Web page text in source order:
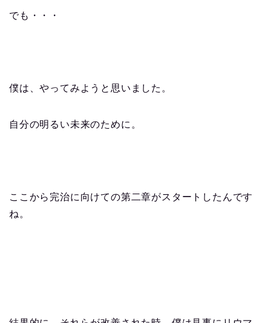
でも・・・
僕は、やってみようと思いました。
自分の明るい未来のために。
ここから完治に向けての第二章がスタートしたんです
ね。